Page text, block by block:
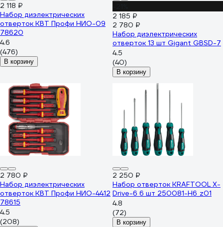
2 118 ₽
Набор диэлектрических
отверток КВТ Профи НИО-09
78620
4.6
(476)
В корзину
2 185 ₽
2 780 ₽
Набор диэлектрических
отверток 13 шт Gigant GBSD-7
4.5
(40)
В корзину
2 780 ₽
Набор диэлектрических
отверток КВТ Профи НИО-4412
78615
4.5
(208)
2 250 ₽
Набор отверток KRAFTOOL Х-
Drive-6 6 шт 250081-H6_z01
4.8
(72)
В корзину